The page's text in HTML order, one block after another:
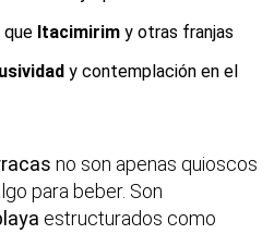
Itacimirim y otras franjas
y contemplación en el
no son apenas quioscos
para beber. Son
estructurados como